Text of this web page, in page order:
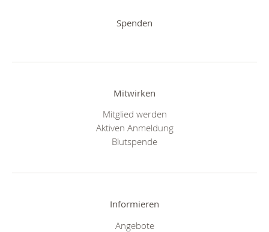
Spenden
Mitwirken
Mitglied werden
Aktiven Anmeldung
Blutspende
Informieren
Angebote